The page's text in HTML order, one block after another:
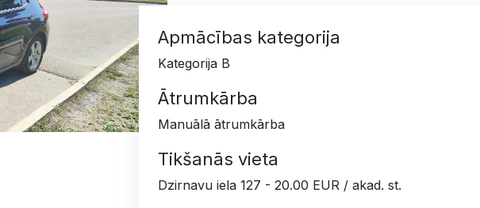
Apmācības kategorija
Kategorija B
Ātrumkārba
Manuālā ātrumkārba
Tikšanās vieta
Dzirnavu iela 127 - 20.00 EUR / akad. st.